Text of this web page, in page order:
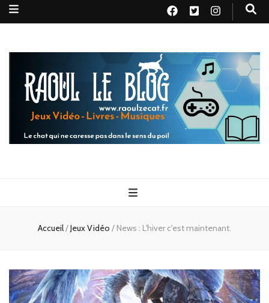
Raoul le
blog
Accueil/Jeux Vidéo / News : L'hiver c'est maintenant.